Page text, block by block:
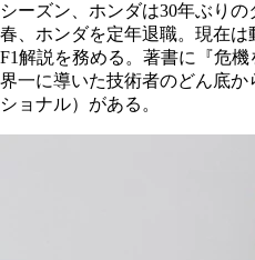
シーズン、ホンダは30年ぶり
春、ホンダを定年退職。現在
F1解説を務める。著書に『危
界一に導いた技術者のどん底
ショナル）がある。